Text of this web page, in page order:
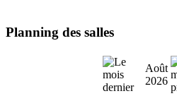
Planning des salles
Août
2026